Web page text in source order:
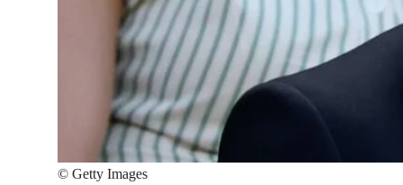
© Getty Images